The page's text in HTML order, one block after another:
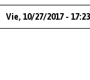
Vie, 10/27/2017 - 17:23